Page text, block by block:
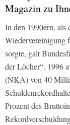
Magazin zu
In den 1990ern, als
Wiedervereinigung
sorgte, galt
der Löcher“. 1996
(NKA) von 40
Prozent des